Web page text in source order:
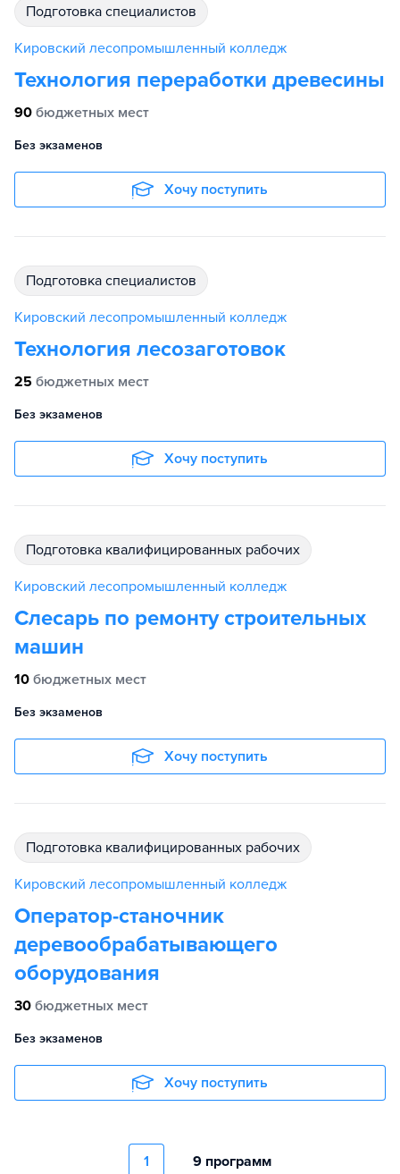
подготовка специалистов
Кировский лесопромышленный колледж
Технология переработки древесины
90 бюджетных мест
Без экзаменов
Хочу поступить
подготовка специалистов
Кировский лесопромышленный колледж
Технология лесозаготовок
25 бюджетных мест
Без экзаменов
Хочу поступить
подготовка квалифицированных рабочих
Кировский лесопромышленный колледж
Слесарь по ремонту строительных
машин
10 бюджетных мест
Без экзаменов
Хочу поступить
подготовка квалифицированных рабочих
Кировский лесопромышленный колледж
Оператор-станочник
деревообрабатывающего
оборудования
30 бюджетных мест
Без экзаменов
Хочу поступить
1 9 программ